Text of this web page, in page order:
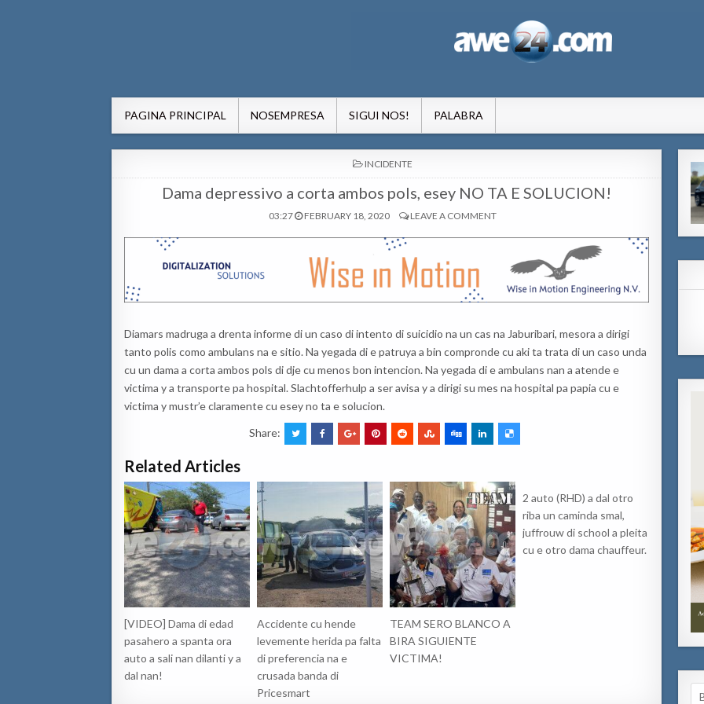
PAGINA PRINCIPAL NOSEMPRESA SIGUI NOS! PALABRA
POSTED
IN
INCIDENTE
Dama depressivo a corta ambos pols, esey NO TA E SOLUCION!
03:27 FEBRUARY 18, 2020 LEAVE A COMMENT
Diamars madruga a drenta informe di un caso di intento di suicidio na un cas na Jaburibari, mesora a dirigi
tanto polis como ambulans na e sitio. Na yegada di e patruya a bin compronde cu aki ta trata di un caso unda
cu un dama a corta ambos pols di dje cu menos bon intencion. Na yegada di e ambulans nan a atende e
victima y a transporte pa hospital. Slachtofferhulp a ser avisa y a dirigi su mes na hospital pa papia cu e
victima y mustr’e claramente cu esey no ta e solucion.
Share:
Related Articles
[VIDEO] Dama di edad
pasahero a spanta ora
auto a sali nan dilanti y a
dal nan!
Accidente cu hende
levemente herida pa falta
di preferencia na e
crusada banda di
Pricesmart
TEAM SERO BLANCO A
BIRA SIGUIENTE
VICTIMA!
2 auto (RHD) a dal otro
riba un caminda smal,
juffrouw di school a pleita
cu e otro dama chauffeur.